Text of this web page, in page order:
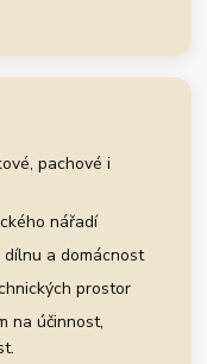
pachové i
nářadí
a domácnost
prostor
na účinnost,